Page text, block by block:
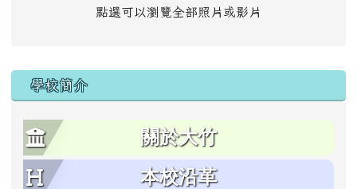
點選可以瀏覽全部照片或影片
學校簡介
關於大竹
本校沿革